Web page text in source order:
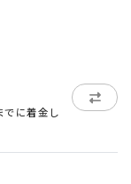
でに着金し